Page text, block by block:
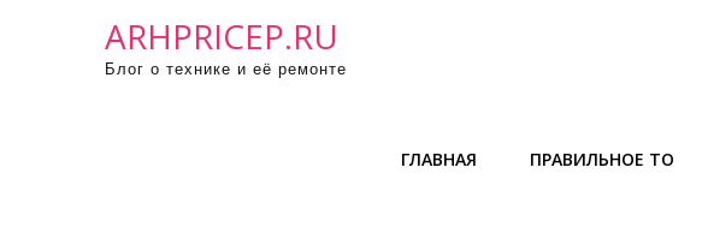
ARHPRICEP.RU
Блог о технике и её ремонте
ГЛАВНАЯ ПРАВИЛЬНОЕ ТО